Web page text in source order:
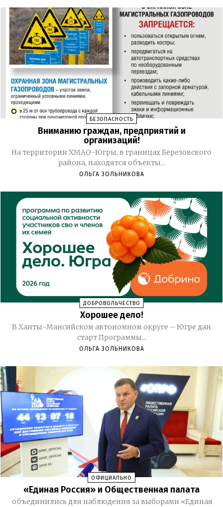
БЕЗОПАСНОСТЬ
Вниманию граждан, предприятий и
организаций!
На территории ХМАО-Югры, в границах Березовского
района, находятся объекты...
ОЛЬГА ЗОЛЬНИКОВА
ДОБРОВОЛЬЧЕСТВО
Хорошее дело!
В Ханты-Мансийском автономном округе – Югре дан
старт Программы...
ОЛЬГА ЗОЛЬНИКОВА
ОФИЦИАЛЬНО
«Единая Россия» и Общественная палата
объединились для наблюдения за выборами «Единая